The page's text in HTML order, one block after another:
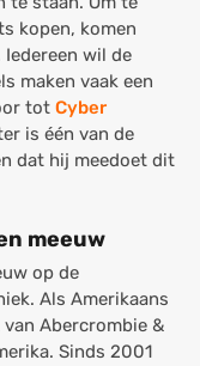
kopen, komen
wil de
maken vaak een
tot Cyber
is één van de
dat hij meedoet dit
meeuw
op de
Als Amerikaans
van Abercrombie &
Sinds 2001